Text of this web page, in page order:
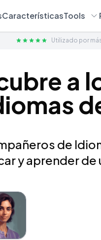
CaracterísticasTools
Utilizado por
a
de
y aprender de